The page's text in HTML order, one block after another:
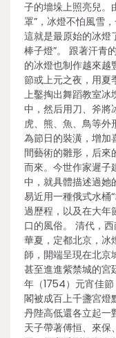
子的墻垛上照亮兒。
罩”，冰燈不怕風雪
這就是最原始的冰燈
棒子燈”。 跟著汗青
的冰燈也制作越來越
節或上元之夜，用夏
上鑿掏出舞蹈教室冰
中，然后用刀、斧將
虎、熊、魚、鳥等外
為節日的裝潢，增加
間藝術的雛形，后來
而來。今世作家遲子
中，就具體描述過她
易近用一種俄式水桶
過歷程，以及在大年
口的風俗。 清代，
華夏，定都北京，冰
師，開端呈現在北京
甚至進進紫禁城的宮
年（1754）元宵佳
閣被成百上千盞宮燈
丹陛高低還各立起一
天子帶著傅恒、來保